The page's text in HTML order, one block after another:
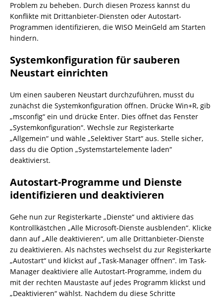
Problem zu beheben. Durch diesen Prozess kannst du
Konflikte mit Drittanbieter-Diensten oder Autostart-
Programmen identifizieren, die WISO MeinGeld am Starten
hindern.
Systemkonfiguration für sauberen
Neustart einrichten
Um einen sauberen Neustart durchzuführen, musst du
zunächst die Systemkonfiguration öffnen. Drücke Win+R, gib
„msconfig“ ein und drücke Enter. Dies öffnet das Fenster
„Systemkonfiguration“. Wechsle zur Registerkarte
„Allgemein“ und wähle „Selektiver Start“ aus. Stelle sicher,
dass du die Option „Systemstartelemente laden“
deaktivierst.
Autostart-Programme und Dienste
identifizieren und deaktivieren
Gehe nun zur Registerkarte „Dienste“ und aktiviere das
Kontrollkästchen „Alle Microsoft-Dienste ausblenden“. Klicke
dann auf „Alle deaktivieren“, um alle Drittanbieter-Dienste
zu deaktivieren. Als nächstes wechselst du zur Registerkarte
„Autostart“ und klickst auf „Task-Manager öffnen“. Im Task-
Manager deaktiviere alle Autostart-Programme, indem du
mit der rechten Maustaste auf jedes Programm klickst und
„Deaktivieren“ wählst. Nachdem du diese Schritte